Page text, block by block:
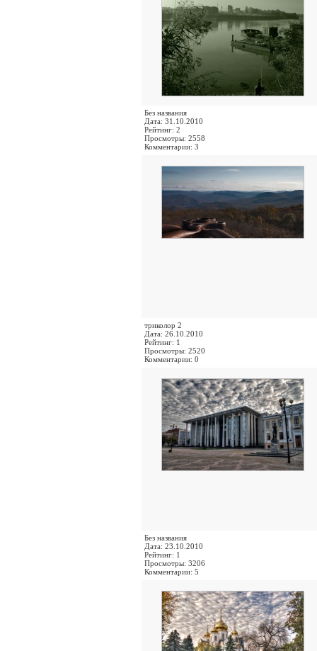
Без названия
Дата: 31.10.2010
Рейтинг: 2
Просмотры: 2558
Комментарии: 3
триколор 2
Дата: 26.10.2010
Рейтинг: 1
Просмотры: 2520
Комментарии: 0
Без названия
Дата: 23.10.2010
Рейтинг: 1
Просмотры: 3206
Комментарии: 5